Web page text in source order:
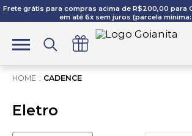
Frete grátis para compras acima de R$200,00 para
em até 6x sem juros (parcela
CADENCE
Eletro